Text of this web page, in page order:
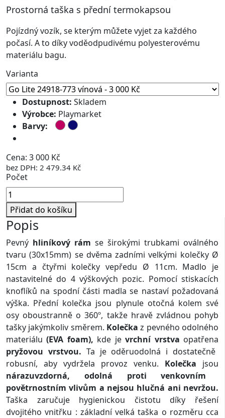
Prostorná taška s přední termokapsou
Pojízdný vozík, se kterým můžete vyjet za každého
počasí. A to díky voděodpudivému polyesterovému
materiálu bagu.
Varianta
Dostupnost: Skladem
Výrobce: Playmarket
Barvy:
Cena: 3 000 Kč
bez DPH: 2 479.34 Kč
Počet
Přidat do košíku
Popis
Pevný hliníkový rám se širokými trubkami oválného
tvaru (30x15mm) se dvěma zadními velkými kolečky Ø
15cm a čtyřmi kolečky vepředu Ø 11cm. Madlo je
nastavitelné do 4 výškových pozic. Pomocí stiskacích
knoflíků na spodní části madla se nastaví požadovaná
výška. Přední kolečka jsou plynule otočná kolem své
osy oboustranně o 360º, takže hravě zvládnou pohyb
tašky jakýmkoliv směrem. Kolečkaz pevného odolného
materiálu (EVA foam), kde jevrchní vrstva opatřena
pryžovou vrstvou. Ta je oděruodolná i dostatečně
robusní, aby vydržela provoz venku. Kolečka jsou
nárazuvzdorná, odolná proti venkovním
povětrnostním vlivům a nejsou hlučná ani nevržou.
Taška zaručuje hygienickou čistotu díky řešení
dvojitého vnitřku : základní velká taška o rozměru cca